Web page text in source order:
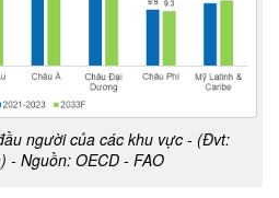
người của các khu vực - (Đvt:
- Nguồn: OECD - FAO